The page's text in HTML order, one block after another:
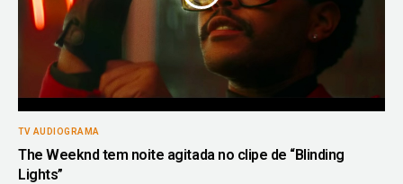
TV AUDIOGRAMA
The Weeknd tem noite agitada no clipe de “Blinding
Lights”